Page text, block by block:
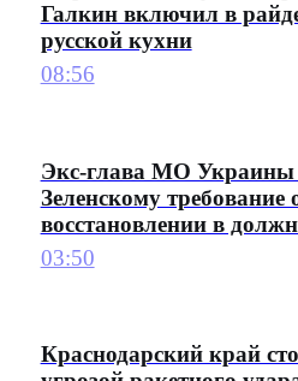
Галкин включил в
русской кухни
08:56
Экс-глава МО Украины
Зеленскому требование
восстановлении в
03:50
Краснодарский край